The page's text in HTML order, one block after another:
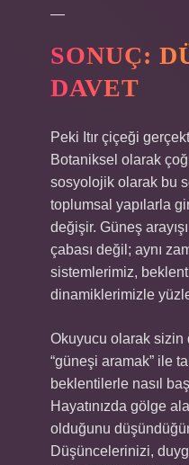
—
SONUÇ:
DAVET
Peki Itır çiçeği
Botaniksel olarak
sosyolojik olarak bu
toplumsal yapılarla
değişir. Güneş
çabası değil; aynı
sistemlerimiz,
dinamiklerimizle
Okuyucu olarak
“güneşi aramak” ile
beklentilerle nasıl
Hayatınızda gölge
olduğunu
Düşüncelerinizi,